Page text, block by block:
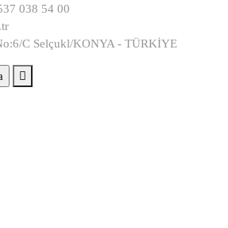
038 54 00
C Selçukl/KONYA - TÜRKİYE